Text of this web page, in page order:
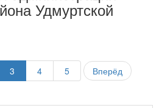
Удмуртской
3 4 5 Вперёд